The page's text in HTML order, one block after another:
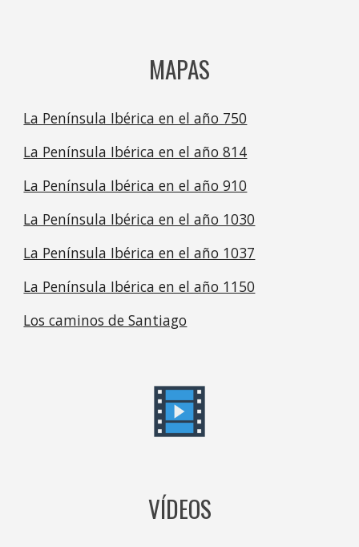
MAPAS
La Península Ibérica en el año 750
La Península Ibérica en el año 814
La Península Ibérica en el año 910
La Península Ibérica en el año 1030
La Península Ibérica en el año 1037
La Península Ibérica en el año 1150
Los caminos de Santiago
VÍDEOS